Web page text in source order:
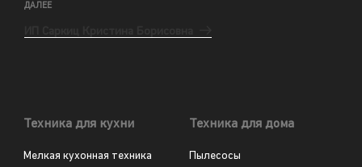
ДАЛЕЕ
Техника для кухни
Мелкая кухонная техника
Техника для дома
Пылесосы